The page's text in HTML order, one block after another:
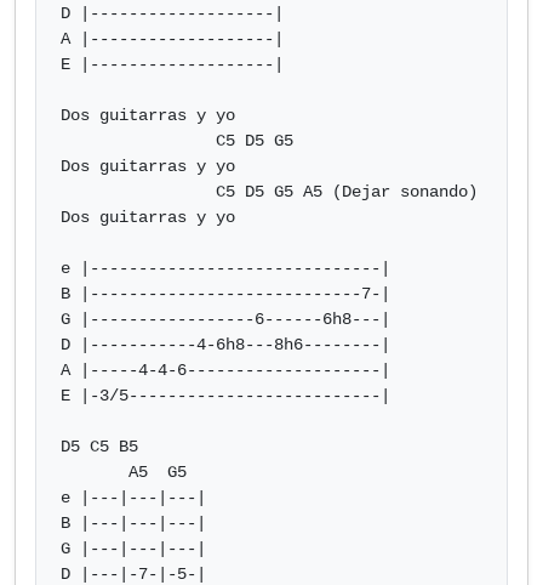
D |-------------------|
A |-------------------|
E |-------------------|
Dos guitarras y yo
Dos guitarras y yo
Dos guitarras y yo
e |------------------------------|
B |----------------------------7-|
G |-----------------6------6h8---|
D |-----------4-6h8---8h6--------|
A |-----4-4-6--------------------|
E |-3/5--------------------------|
D5 C5 B5
e |---|---|---|
B |---|---|---|
G |---|---|---|
D |---|-7-|-5-|